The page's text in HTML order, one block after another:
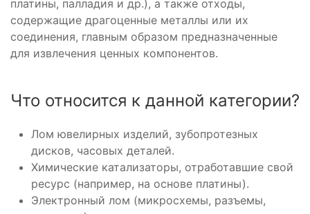
платины, палладия и др.), а также отходы,
содержащие драгоценные металлы или их
соединения, главным образом предназначенные
для извлечения ценных компонентов.
Что относится к данной категории?
Лом ювелирных изделий, зубопротезных
дисков, часовых деталей.
Химические катализаторы, отработавшие свой
ресурс (например, на основе платины).
Электронный лом (микросхемы, разъемы,